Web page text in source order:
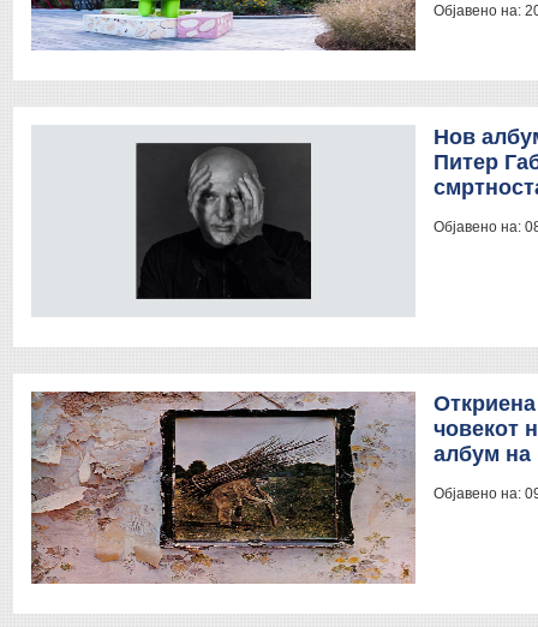
Објавено на:
Нов
Питер
Објавено на:
Откриена
човекот
албум на
Објавено на: